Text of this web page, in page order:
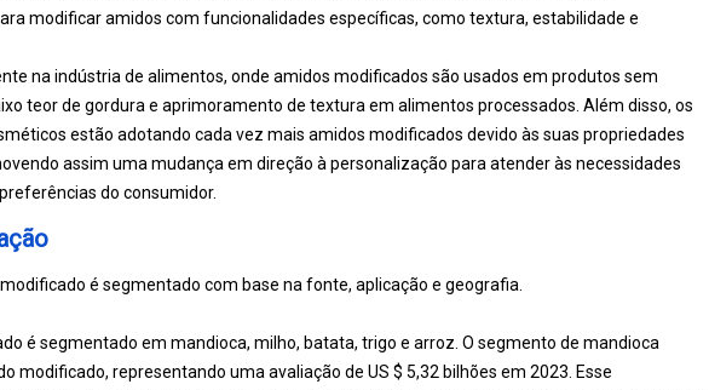
modificar amidos com funcionalidades específicas, como textura, estabilidade e
na indústria de alimentos, onde amidos modificados são usados em produtos sem
teor de gordura e aprimoramento de textura em alimentos processados. Além disso, os
estão adotando cada vez mais amidos modificados devido às suas propriedades
assim uma mudança em direção à personalização para atender às necessidades
do consumidor.
é segmentado com base na fonte, aplicação e geografia.
é segmentado em mandioca, milho, batata, trigo e arroz. O segmento de mandioca
modificado, representando uma avaliação de US $ 5,32 bilhões em 2023. Esse